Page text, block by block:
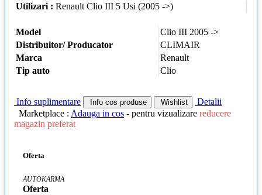
Utilizari : Renault Clio III 5 Usi (2005 ->)
Model
Clio III 2005 ->
Distribuitor/ Producator
CLIMAIR
Marca
Renault
Tip auto
Clio
Info suplimentare Info cos produse Wishlist
Detalii
Marketplace : Adauga in cos - pentru vizualizare reducere
magazin preferat
Oferta
AUTOKARMA
Oferta